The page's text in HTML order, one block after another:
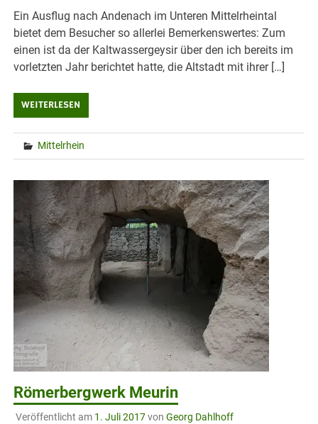
Ein Ausflug nach Andenach im Unteren Mittelrheintal
bietet dem Besucher so allerlei Bemerkenswertes: Zum
einen ist da der Kaltwassergeysir über den ich bereits im
vorletzten Jahr berichtet hatte, die Altstadt mit ihrer […]
WEITERLESEN
Mittelrhein
Römerbergwerk Meurin
Veröffentlicht am 1. Juli 2017von Georg Dahlhoff